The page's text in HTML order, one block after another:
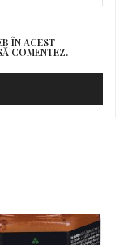
ÎN ACEST
COMENTEZ.